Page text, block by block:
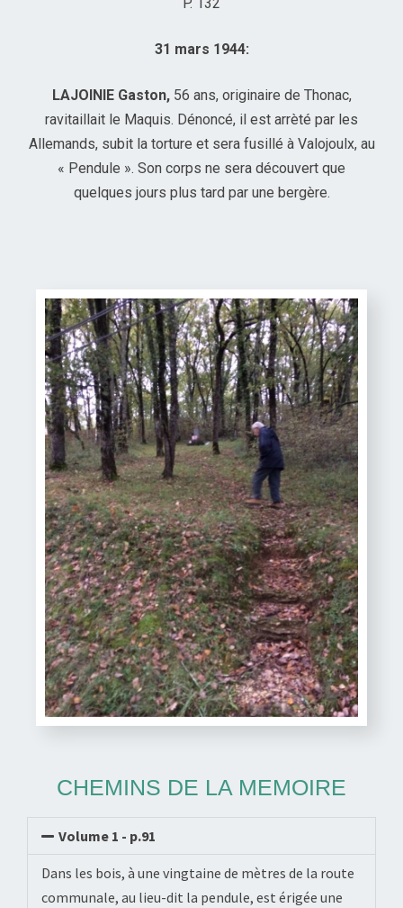
P. 132
31 mars 1944:
LAJOINIE Gaston, 56 ans, originaire de Thonac,
ravitaillait le Maquis. Dénoncé, il est arrèté par les
Allemands, subit la torture et sera fusillé à Valojoulx, au
« Pendule ». Son corps ne sera découvert que
quelques jours plus tard par une bergère.
CHEMINS DE LA MEMOIRE
Volume 1 - p.91
Dans les bois, à une vingtaine de mètres de la route
communale, au lieu-dit la pendule, est érigée une